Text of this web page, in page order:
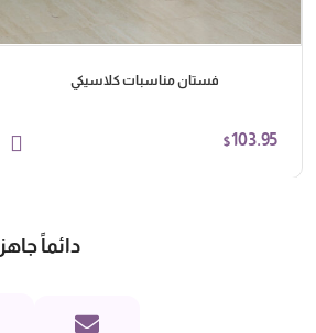
فستان مناسبات كلاسيكي
$103.95
دائماً